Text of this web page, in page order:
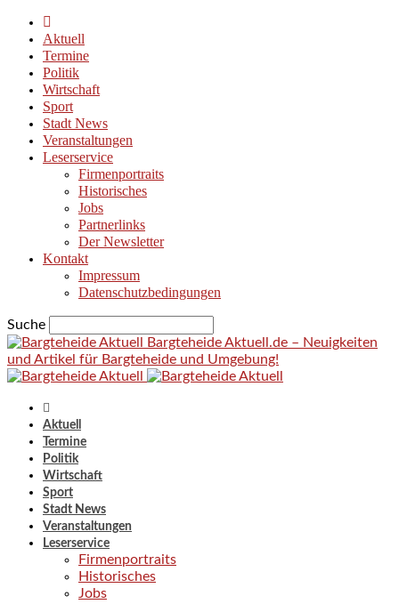
Aktuell
Termine
Politik
Wirtschaft
Sport
Stadt News
Veranstaltungen
Leserservice
Firmenportraits
Historisches
Jobs
Partnerlinks
Der Newsletter
Kontakt
Impressum
Datenschutzbedingungen
Suche
Bargteheide Aktuell.de – Neuigkeiten
und Artikel für Bargteheide und Umgebung!
Aktuell
Termine
Politik
Wirtschaft
Sport
Stadt News
Veranstaltungen
Leserservice
Firmenportraits
Historisches
Jobs